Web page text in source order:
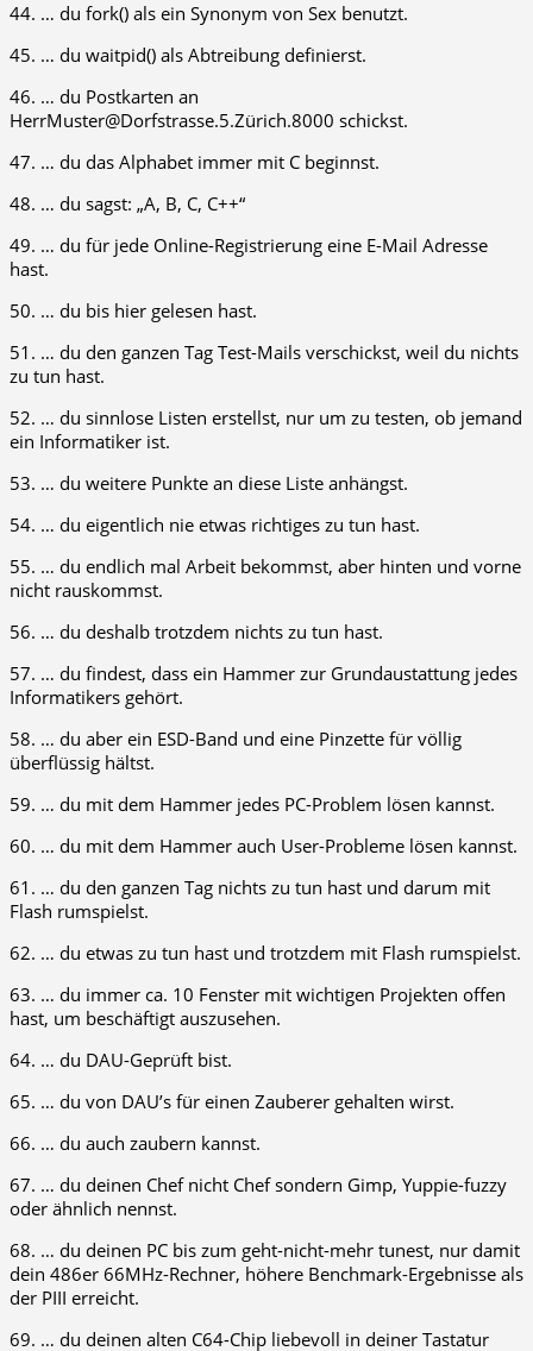
44. … du fork() als ein Synonym von Sex benutzt.
45. … du waitpid() als Abtreibung definierst.
46. … du Postkarten an
HerrMuster@Dorfstrasse.5.Zürich.8000 schickst.
47. … du das Alphabet immer mit C beginnst.
48. … du sagst: „A, B, C, C++“
49. … du für jede Online-Registrierung eine E-Mail Adresse
hast.
50. … du bis hier gelesen hast.
51. … du den ganzen Tag Test-Mails verschickst, weil du nichts
zu tun hast.
52. … du sinnlose Listen erstellst, nur um zu testen, ob jemand
ein Informatiker ist.
53. … du weitere Punkte an diese Liste anhängst.
54. … du eigentlich nie etwas richtiges zu tun hast.
55. … du endlich mal Arbeit bekommst, aber hinten und vorne
nicht rauskommst.
56. … du deshalb trotzdem nichts zu tun hast.
57. … du findest, dass ein Hammer zur Grundaustattung jedes
Informatikers gehört.
58. … du aber ein ESD-Band und eine Pinzette für völlig
überflüssig hältst.
59. … du mit dem Hammer jedes PC-Problem lösen kannst.
60. … du mit dem Hammer auch User-Probleme lösen kannst.
61. … du den ganzen Tag nichts zu tun hast und darum mit
Flash rumspielst.
62. … du etwas zu tun hast und trotzdem mit Flash rumspielst.
63. … du immer ca. 10 Fenster mit wichtigen Projekten offen
hast, um beschäftigt auszusehen.
64. … du DAU-Geprüft bist.
65. … du von DAU’s für einen Zauberer gehalten wirst.
66. … du auch zaubern kannst.
67. … du deinen Chef nicht Chef sondern Gimp, Yuppie-fuzzy
oder ähnlich nennst.
68. … du deinen PC bis zum geht-nicht-mehr tunest, nur damit
dein 486er 66MHz-Rechner, höhere Benchmark-Ergebnisse als
der PIII erreicht.
69. … du deinen alten C64-Chip liebevoll in deiner Tastatur